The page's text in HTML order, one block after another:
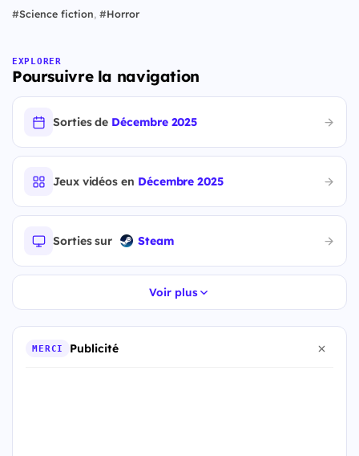
#Science fiction, #Horror
EXPLORER
Poursuivre la navigation
Sorties de Décembre 2025
Jeux vidéos en Décembre 2025
Sorties sur Steam
Voir plus
MERCI Publicité